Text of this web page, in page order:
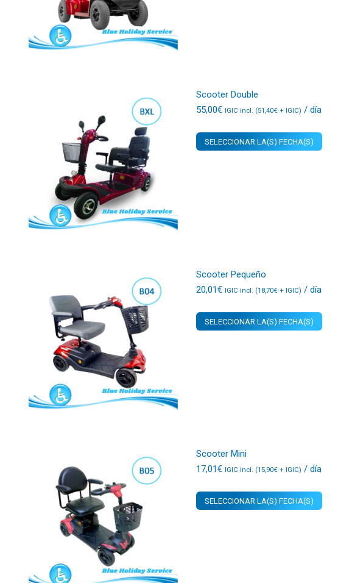
Scooter Double
55,00€ IGIC incl. (51,40€ + IGIC) / día
SELECCIONAR LA(S) FECHA(S)
Scooter Pequeño
20,01€ IGIC incl. (18,70€ + IGIC) / día
SELECCIONAR LA(S) FECHA(S)
Scooter Mini
17,01€ IGIC incl. (15,90€ + IGIC) / día
SELECCIONAR LA(S) FECHA(S)